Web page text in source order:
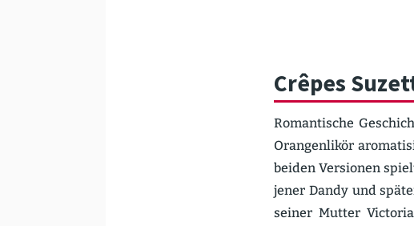
Crêpes
Roman­tische
Orangen­likör
beiden Versionen
jener Dandy und
seiner Mutter